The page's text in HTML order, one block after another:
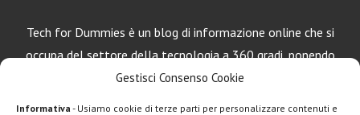
Gestisci Consenso Cookie
Informativa - Usiamo cookie di terze parti per personalizzare contenuti e
Tech for Dummies è un blog di informazione online che si
occupa del settore della tecnologia a 360 gradi, ponendo
una particolare attenzione al mondo Android, Apple e